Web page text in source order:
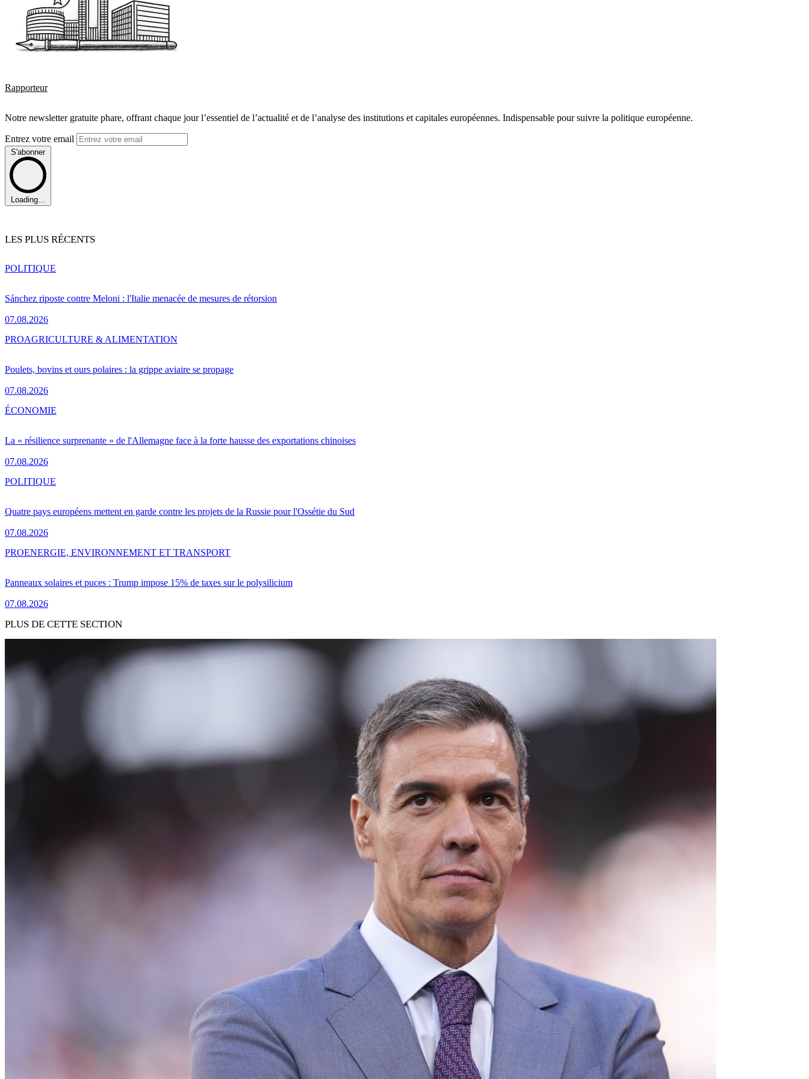
Rapporteur
Notre newsletter gratuite phare, offrant chaque jour l’essentiel de l’actualité et de l’analyse des institutions et capitales européennes. Indispensable pour suivre la politique européenne.
Entrez votre email
S'abonner
Loading...
LES PLUS RÉCENTS
Sánchez riposte contre Meloni : l'Italie menacée de mesures de rétorsion
07.08.2026
POLITIQUE
Poulets, bovins et ours polaires : la grippe aviaire se propage
07.08.2026
PROAGRICULTURE & ALIMENTATION
La « résilience surprenante » de l'Allemagne face à la forte hausse des exportations chinoises
07.08.2026
ÉCONOMIE
Quatre pays européens mettent en garde contre les projets de la Russie pour l'Ossétie du Sud
07.08.2026
POLITIQUE
Panneaux solaires et puces : Trump impose 15% de taxes sur le polysilicium
07.08.2026
PROENERGIE, ENVIRONNEMENT ET TRANSPORT
PLUS DE CETTE SECTION